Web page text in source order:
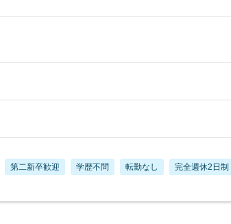
第二新卒歓迎 学歴不問 転勤なし 完全週休2日制